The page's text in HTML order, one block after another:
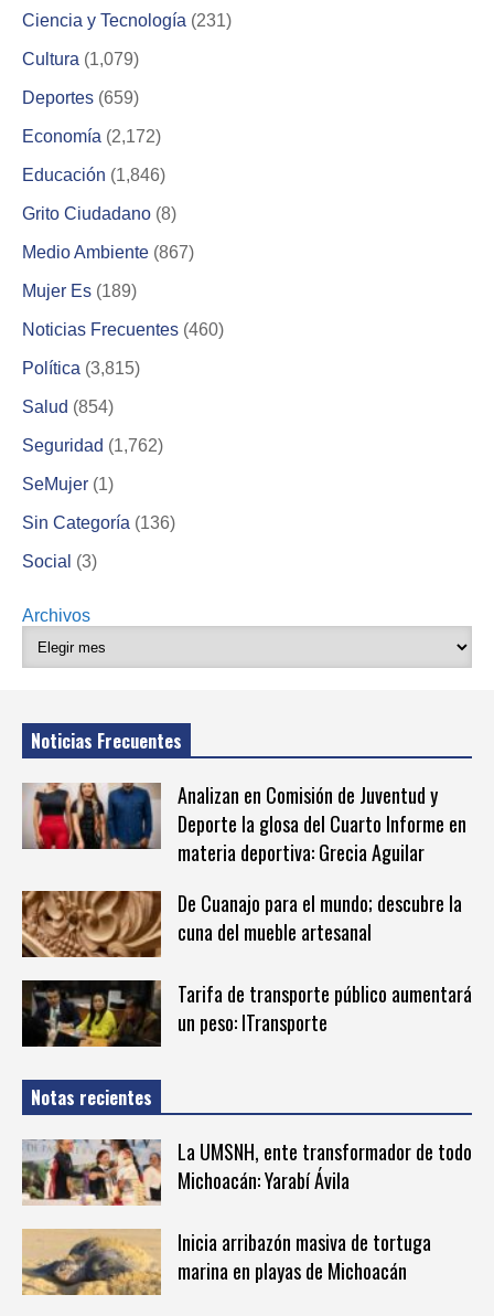
Ciencia y Tecnología (231)
Cultura (1,079)
Deportes (659)
Economía (2,172)
Educación (1,846)
Grito Ciudadano (8)
Medio Ambiente (867)
Mujer Es (189)
Noticias Frecuentes (460)
Política (3,815)
Salud (854)
Seguridad (1,762)
SeMujer (1)
Sin Categoría (136)
Social (3)
Archivos
Noticias Frecuentes
Analizan en Comisión de Juventud y
Deporte la glosa del Cuarto Informe en
materia deportiva: Grecia Aguilar
De Cuanajo para el mundo; descubre la
cuna del mueble artesanal
Tarifa de transporte público aumentará
un peso: ITransporte
Notas recientes
La UMSNH, ente transformador de todo
Michoacán: Yarabí Ávila
Inicia arribazón masiva de tortuga
marina en playas de Michoacán